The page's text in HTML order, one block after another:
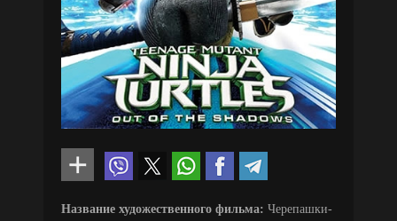
Название художественного фильма: Черепашки-